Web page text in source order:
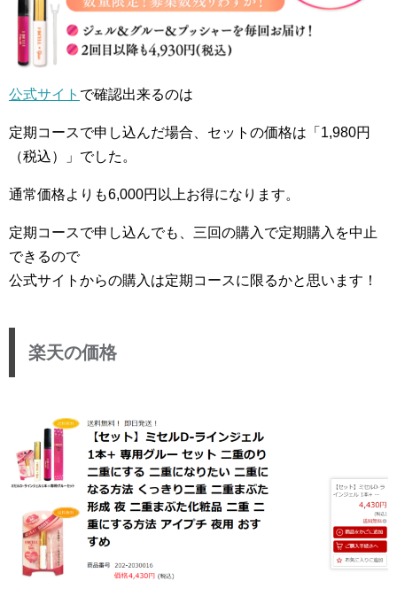
公式サイト で確認出来るのは
定期コースで申し込んだ場合、セットの価格は「1,980円
（税込）」でした。
通常価格よりも6,000円以上お得になります。
定期コースで申し込んでも、三回の購入で定期購入を中止
できるので
公式サイトからの購入は定期コースに限るかと思います！
楽天の価格